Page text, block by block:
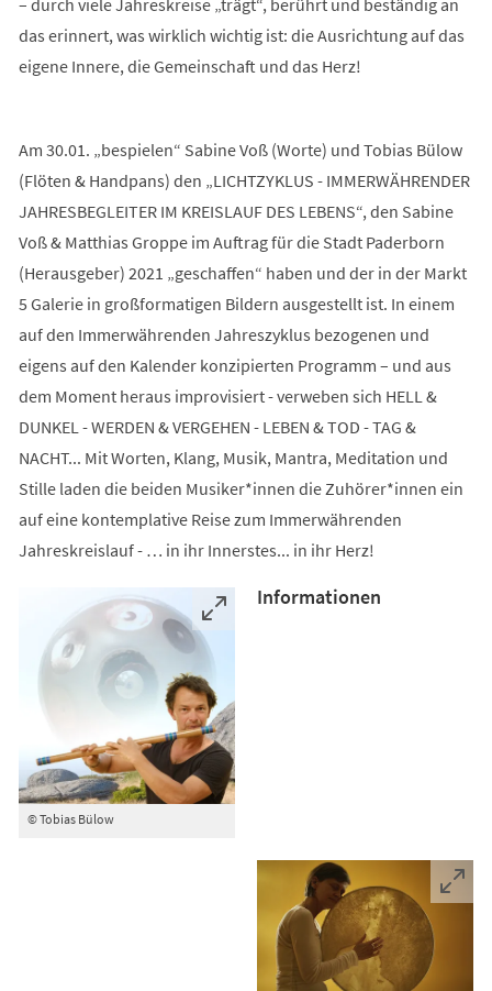
das erinnert, was wirklich wichtig ist: die Ausrichtung auf das
eigene Innere, die Gemeinschaft und das Herz!
Am 30.01. „bespielen“ Sabine Voß (Worte) und Tobias Bülow
(Flöten & Handpans) den „LICHTZYKLUS - IMMERWÄHRENDER
JAHRESBEGLEITER IM KREISLAUF DES LEBENS“, den Sabine
Voß & Matthias Groppe im Auftrag für die Stadt Paderborn
(Herausgeber) 2021 „geschaffen“ haben und der in der Markt
5 Galerie in großformatigen Bildern ausgestellt ist. In einem
auf den Immerwährenden Jahreszyklus bezogenen und
eigens auf den Kalender konzipierten Programm – und aus
dem Moment heraus improvisiert - verweben sich HELL &
DUNKEL - WERDEN & VERGEHEN - LEBEN & TOD - TAG &
NACHT... Mit Worten, Klang, Musik, Mantra, Meditation und
Stille laden die beiden Musiker*innen die Zuhörer*innen ein
auf eine kontemplative Reise zum Immerwährenden
Jahreskreislauf - … in ihr Innerstes... in ihr Herz!
© Tobias Bülow
Informationen